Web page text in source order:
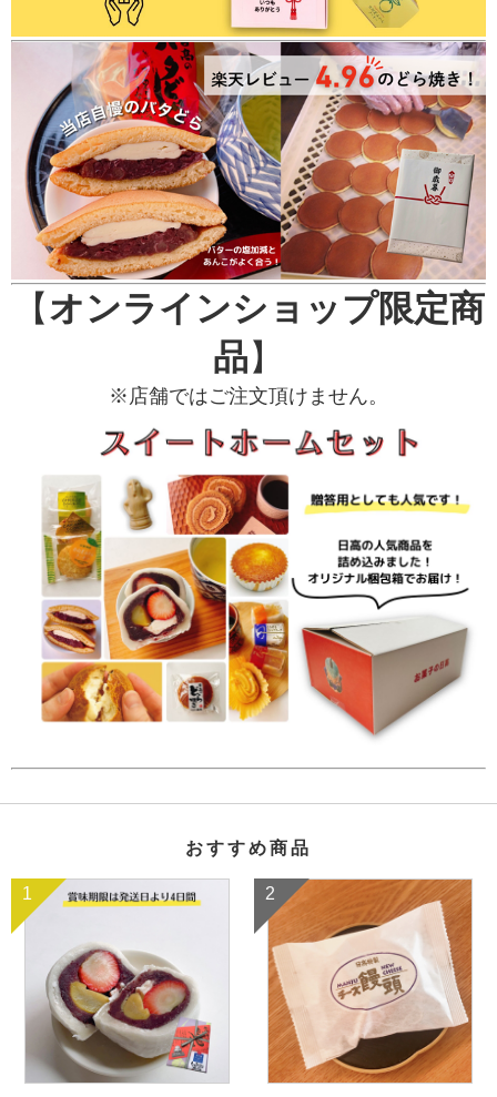
【オンラインショップ限定商
品】
※店舗ではご注文頂けません。
おすすめ商品
1 2